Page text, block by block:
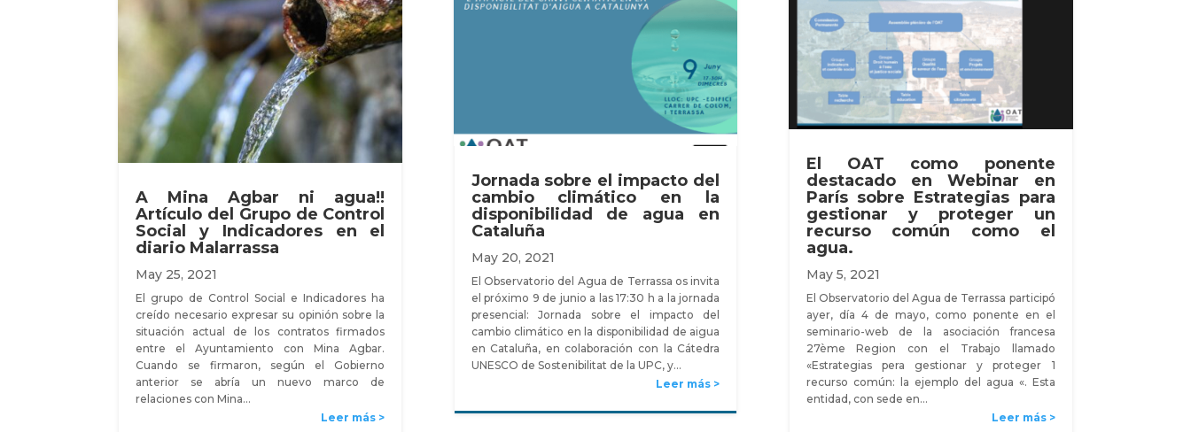
A Mina Agbar ni agua!!
Artículo del Grupo de Control
Social y Indicadores en el
diario Malarrassa
May 25, 2021
El grupo de Control Social e Indicadores ha
creído necesario expresar su opinión sobre la
situación actual de los contratos firmados
entre el Ayuntamiento con Mina Agbar.
Cuando se firmaron, según el Gobierno
anterior se abría un nuevo marco de
relaciones con Mina…
Leer más
Jornada sobre el impacto del
cambio climático en la
disponibilidad de agua en
Cataluña
May 20, 2021
El Observatorio del Agua de Terrassa os invita
el próximo 9 de junio a las 17:30 h a la jornada
presencial: Jornada sobre el impacto del
cambio climático en la disponibilidad de aigua
en Cataluña, en colaboración con la Cátedra
UNESCO de Sostenibilitat de la UPC, y…
Leer más
El OAT como ponente
destacado en Webinar en
París sobre Estrategias para
gestionar y proteger un
recurso común como el
agua.
May 5, 2021
El Observatorio del Agua de Terrassa participó
ayer, día 4 de mayo, como ponente en el
seminario-web de la asociación francesa
27ème Region con el Trabajo llamado
«Estrategias pera gestionar y proteger 1
recurso común: la ejemplo del agua «. Esta
entidad, con sede en…
Leer más